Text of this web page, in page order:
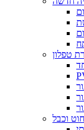
טפלון
חוט וכבל